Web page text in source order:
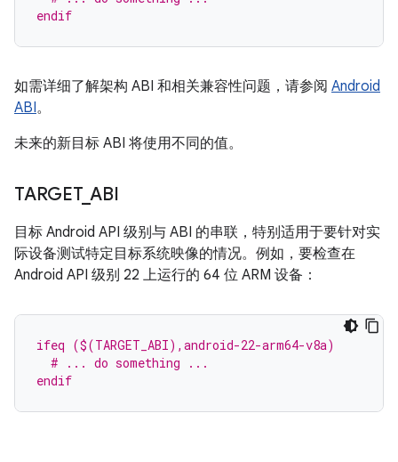
endif
如需详细了解架构 ABI 和相关兼容性问题，请参阅 Android
ABI。
未来的新目标 ABI 将使用不同的值。
TARGET_ABI
目标 Android API 级别与 ABI 的串联，特别适用于要针对实
际设备测试特定目标系统映像的情况。例如，要检查在
Android API 级别 22 上运行的 64 位 ARM 设备：
ifeq ($(TARGET_ABI),android-22-arm64-v8a)
  # ... do something ...
endif